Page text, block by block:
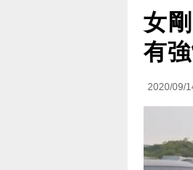
女
有
2020/09/